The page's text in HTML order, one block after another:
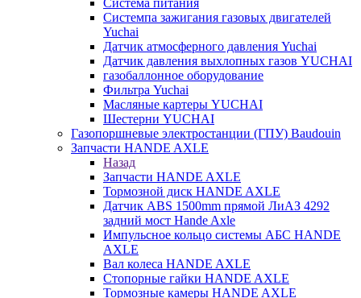
Система питания
Системпа зажигания газовых двигателей
Yuchai
Датчик атмосферного давления Yuchai
Датчик давления выхлопных газов YUCHAI
газобаллонное оборудование
Фильтра Yuchai
Масляные картеры YUCHAI
Шестерни YUCHAI
Газопоршневые электростанции (ГПУ) Baudouin
Запчасти HANDE AXLE
Назад
Запчасти HANDE AXLE
Тормозной диск HANDE AXLE
Датчик ABS 1500mm прямой ЛиАЗ 4292
задний мост Hande Axle
Импульсное кольцо системы АБС HANDE
AXLE
Вал колеса HANDE AXLE
Стопорные гайки HANDE AXLE
Тормозные камеры HANDE AXLE